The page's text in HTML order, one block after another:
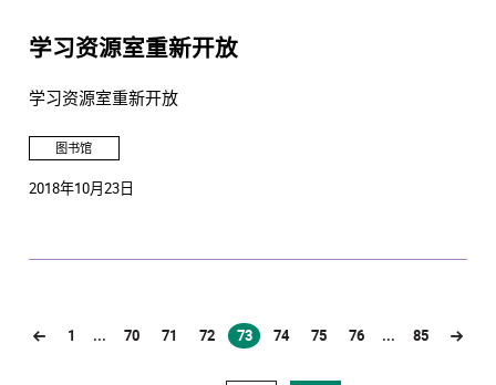
学习资源室重新开放
学习资源室重新开放
图书馆
2018年10月23日
1 ... 70 71 72 73
(current)
74 75 76 ... 85